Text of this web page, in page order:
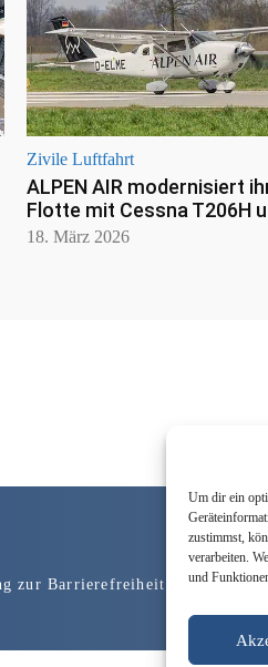
Um dir ein
zustimmst,
verarbeiten.
und
Zivile Luftfahrt
ALPEN AIR modernisiert
Flotte mit Cessna T206H
18. März 2026
zur Barrierefreiheit Werbung